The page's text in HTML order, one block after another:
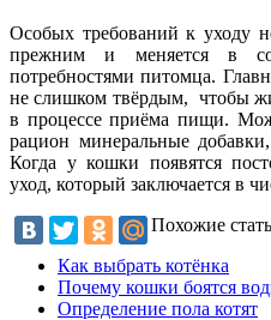
Особых требований к уходу
прежним и меняется в
потребностями питомца.
не слишком твёрдым, чтобы
в процессе приёма пищи.
рацион минеральные
Когда у кошки появятся
уход, который заключается в
Похожие
Как выбрать котёнка
Почему кошки боятся
Определение пола котят